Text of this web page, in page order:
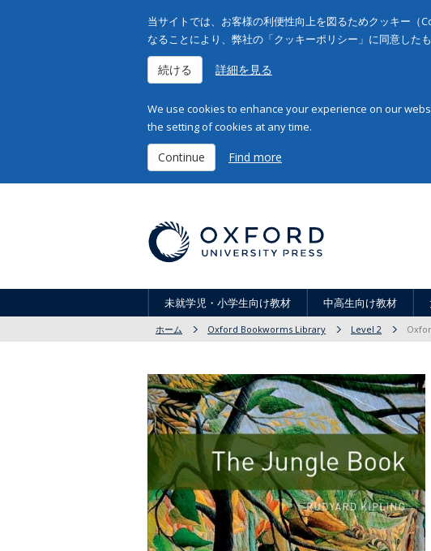
当サイトでは、お客様の利便性向上を図るためクッキー（
なることにより、弊社の「クッキーポリシー」に同意した
続ける 詳細を見る
We use cookies to enhance your experience on our
the setting of cookies at any time.
Continue Find more
未就学児・小学生向け教材 中高生向け教材
ホーム Oxford Bookworms Library Level 2